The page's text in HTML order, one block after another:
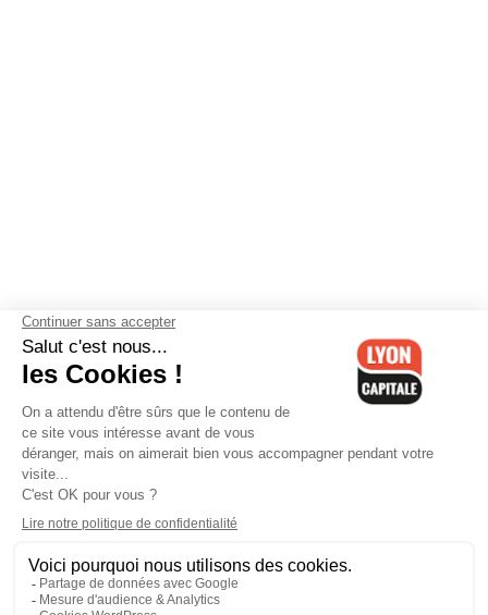
Contactez-nous-Mentions légales-CGV-Politique de
confidentialité-Gestion des cookies